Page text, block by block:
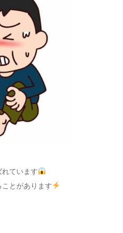
ています
とがあります